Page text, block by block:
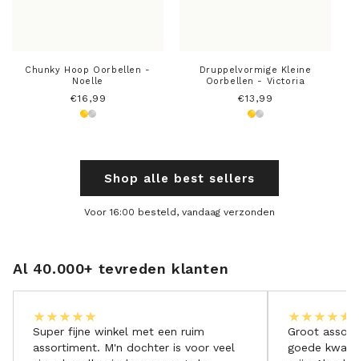
Chunky Hoop Oorbellen -
Noelle
Normale
prijs
€16,99
Druppelvormige Kleine
Oorbellen - Victoria
Normale
prijs
€13,99
Shop alle best sellers
Voor 16:00 besteld, vandaag verzonden
Al 40.000+ tevreden klanten
Super fijne winkel met een ruim
assortiment. M'n dochter is voor veel
Groot
goede